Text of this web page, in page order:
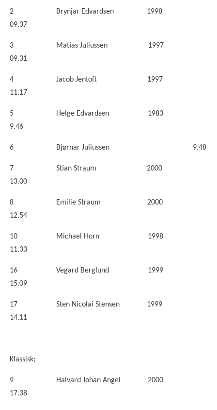
2 Brynjar Edvardsen 1998
09.37
3 Matias Juliussen 1997
09.31
4 Jacob Jentoft 1997
11.17
5 Helge Edvardsen 1983
9.46
6 Bjørnar Juliussen 9.48
7 Stian Straum 2000
13.00
8 Emilie Straum 2000
12.54
10 Michael Horn 1998
11.33
16 Vegard Berglund 1999
15.09
17 Sten Nicolai Stensen 1999
14.11
Klassisk;
9 Halvard Johan Angel 2000
17.38